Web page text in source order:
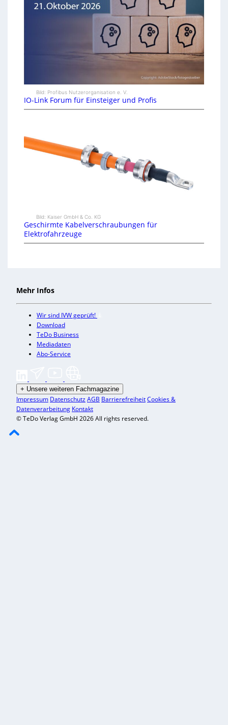
Bild: Profibus Nutzerorganisation e. V.
IO-Link Forum für Einsteiger und Profis
Bild: Kaiser GmbH & Co. KG
Geschirmte Kabelverschraubungen für
Elektrofahrzeuge
Mehr Infos
Wir sind IVW geprüft!
Download
TeDo Business
Mediadaten
Abo-Service
+ Unsere weiteren Fachmagazine
Impressum DatenschutzAGB BarrierefreiheitCookies &
Datenverarbeitung Kontakt
© TeDo Verlag GmbH 2026 All rights reserved.